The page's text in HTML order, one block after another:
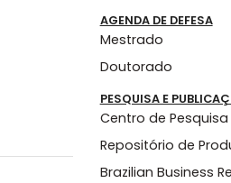
AGENDA DE DEFESA
Mestrado
Doutorado
PESQUISA E
Centro de Pesquisa
Repositório de
Brazilian Business